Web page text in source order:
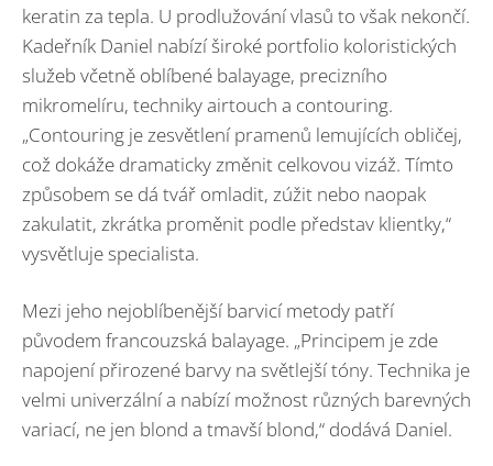
keratin za tepla. U prodlužování vlasů to však nekončí.
Kadeřník Daniel nabízí široké portfolio koloristických
služeb včetně oblíbené balayage, precizního
mikromelíru, techniky airtouch a contouring.
„Contouring je zesvětlení pramenů lemujících obličej,
což dokáže dramaticky změnit celkovou vizáž. Tímto
způsobem se dá tvář omladit, zúžit nebo naopak
zakulatit, zkrátka proměnit podle představ klientky,“
vysvětluje specialista.
Mezi jeho nejoblíbenější barvicí metody patří
původem francouzská balayage. „Principem je zde
napojení přirozené barvy na světlejší tóny. Technika je
velmi univerzální a nabízí možnost různých barevných
variací, ne jen blond a tmavší blond,“ dodává Daniel.